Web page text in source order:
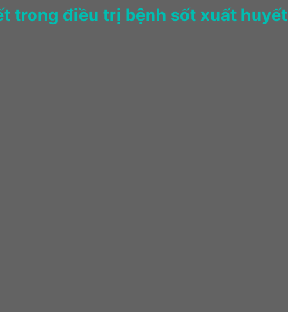
trong điều trị bệnh sốt xuất huyết